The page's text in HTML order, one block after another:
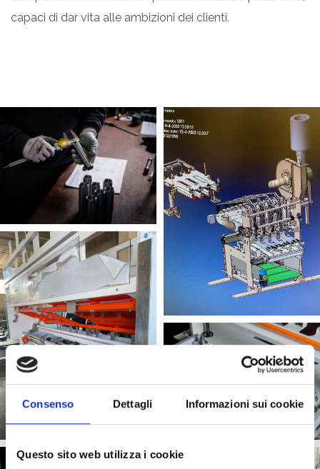
Consenso Dettagli Informazioni sui cookie
Questo sito web utilizza i cookie
capaci di dar vita alle ambizioni dei clienti.